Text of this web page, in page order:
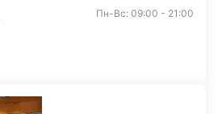
Пн-Вс: 09:00 - 21:00